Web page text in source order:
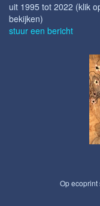
uit 1995 tot 2022 (klik
bekijken)
stuur een bericht
Op